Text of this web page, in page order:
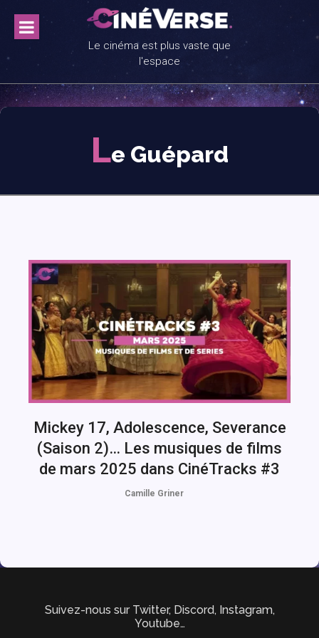
content
Le cinéma est plus vaste que
l'espace
Le Guépard
Mickey 17, Adolescence, Severance
(Saison 2)… Les musiques de films
de mars 2025 dans CinéTracks #3
Camille Griner
Suivez-nous sur Twitter, Discord, Instagram,
Youtube…